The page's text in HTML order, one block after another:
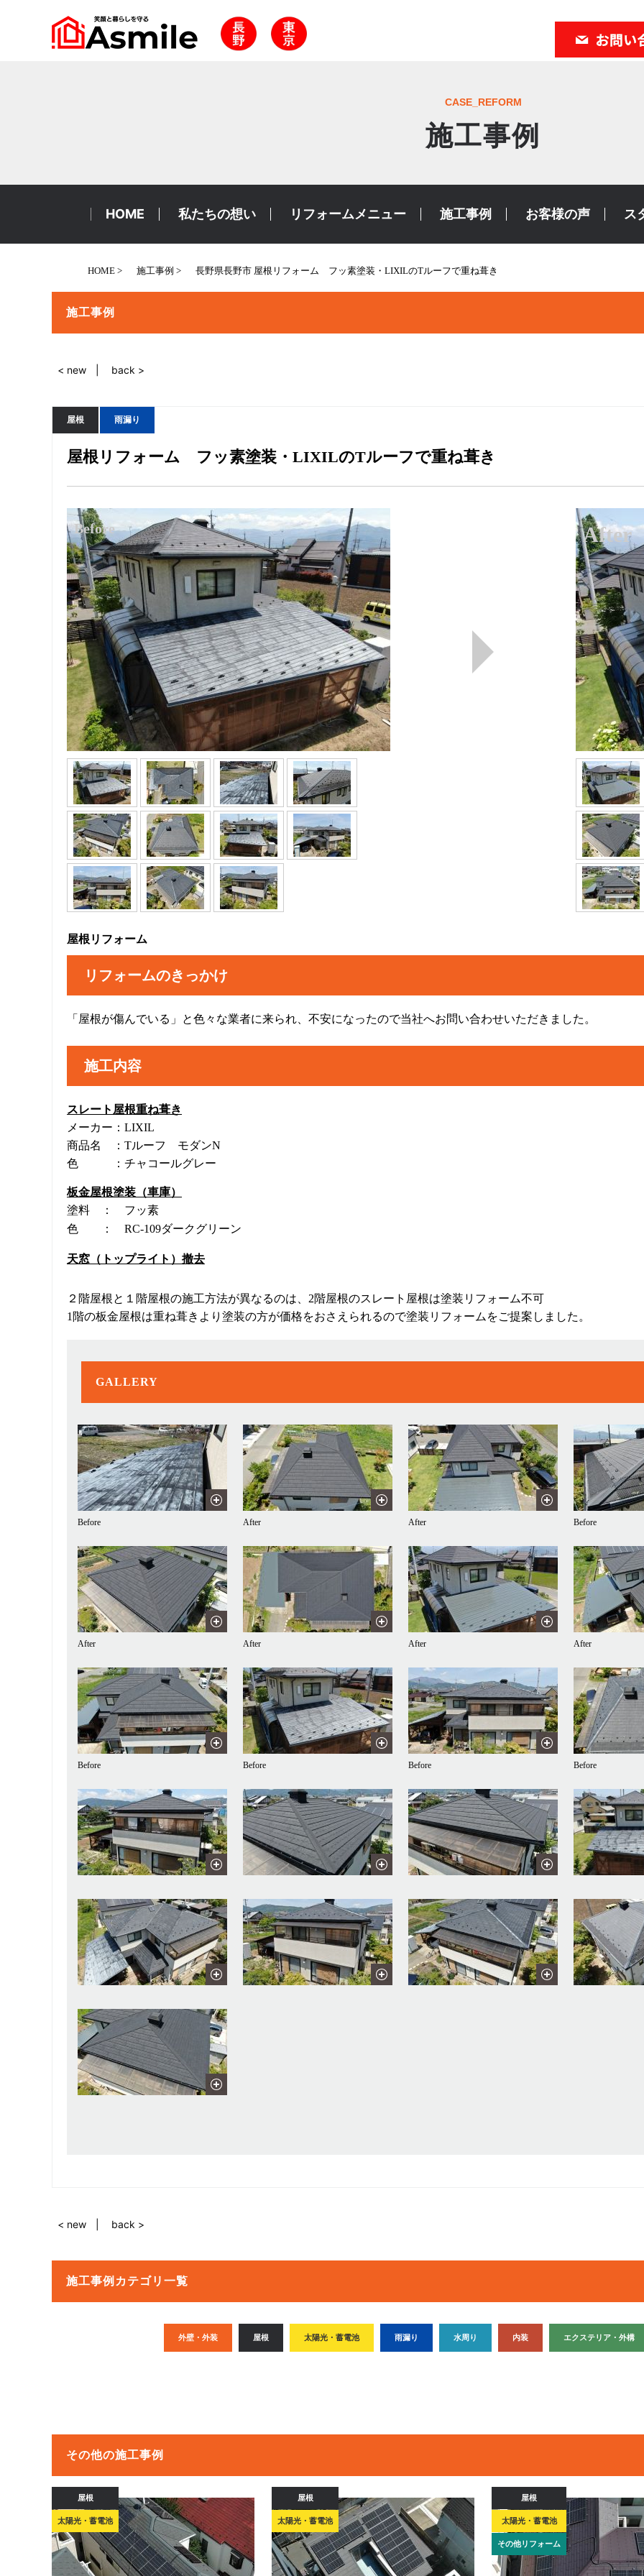
CASE_REFORM
施工事例
HOME 私たちの想い リフォームメニュー 施工事例 お客様の声 ス
HOME 施工事例 長野県長野市 屋根リフォーム フッ素塗装・LIXILのTルーフで重ね葺き
施工事例
< new back >
屋根 雨漏り
屋根リフォーム フッ素塗装・LIXILのTルーフで重ね葺き
屋根リフォーム
リフォームのきっかけ
「屋根が傷んでいる」と色々な業者に来られ、不安になったので当社へお問い合わせいただきました。
施工内容
スレート屋根重ね葺き
メーカー：LIXIL
商品名 ：Tルーフ モダンN
色 ：チャコールグレー
板金屋根塗装（車庫）
塗料 ： フッ素
色　　：　RC-109ダークグリーン
天窓（トップライト）撤去
２階屋根と１階屋根の施工方法が異なるのは、2階屋根のスレート屋根は塗装リフォーム不可
1階の板金屋根は重ね葺きより塗装の方が価格をおさえられるので塗装リフォームをご提案しました。
GALLERY
Before After After Before
After After After After
Before Before Before Before
< new back >
施工事例カテゴリ一覧
外壁・外装 屋根 太陽光・蓄電池 雨漏り 水周り 内装 エクステリア・外構
その他の施工事例
屋根
太陽光・蓄電池
屋根
太陽光・蓄電池
屋根
太陽光・蓄電池
その他リフォーム